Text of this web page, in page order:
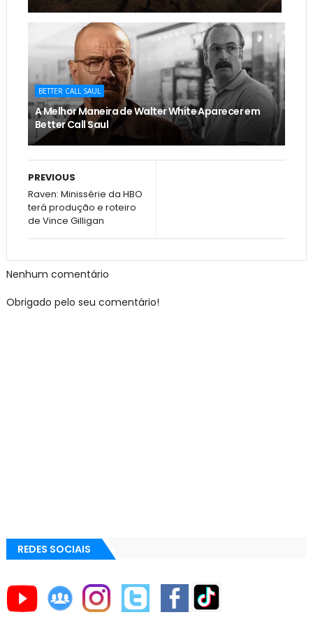
BETTER CALL SAUL
A Melhor Maneira de Walter White Aparecer em
Better Call Saul
PREVIOUS
Raven: Minissérie da HBO
terá produção e roteiro
de Vince Gilligan
Nenhum comentário
Obrigado pelo seu comentário!
REDES SOCIAIS